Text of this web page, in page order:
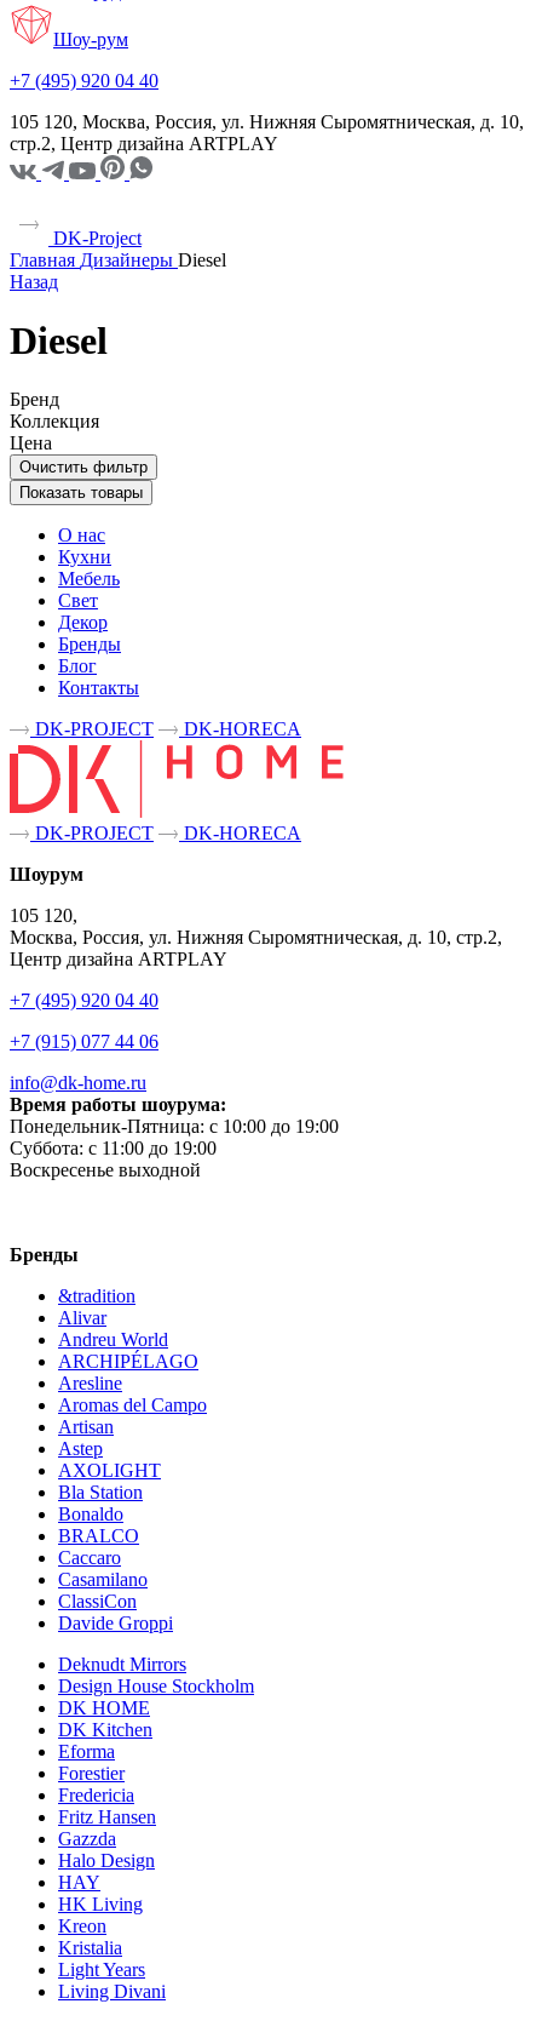
Шоу-рум
+7 (495) 920 04 40
105 120, Москва, Россия, ул. Нижняя Сыромятническая, д. 10,
стр.2, Центр дизайна ARTPLAY
DK-Project
Главная Дизайнеры Diesel
Назад
Diesel
Бренд
Коллекция
Цена
Очистить фильтр
Показать товары
О нас
Кухни
Мебель
Свет
Декор
Бренды
Блог
Контакты
DK-PROJECT
DK-HORECA
DK-PROJECT
DK-HORECA
Шоурум
105 120,
Москва, Россия, ул. Нижняя Сыромятническая, д. 10, стр.2,
Центр дизайна ARTPLAY
+7 (495) 920 04 40
+7 (915) 077 44 06
info@dk-home.ru
Время работы шоурума:
Понедельник-Пятница: c 10:00 до 19:00
Суббота: c 11:00 до 19:00
Воскресенье выходной
Бренды
&tradition
Alivar
Andreu World
ARCHIPÉLAGO
Aresline
Aromas del Campo
Artisan
Astep
AXOLIGHT
Bla Station
Bonaldo
BRALCO
Caccaro
Casamilano
ClassiCon
Davide Groppi
Deknudt Mirrors
Design House Stockholm
DK HOME
DK Kitchen
Eforma
Forestier
Fredericia
Fritz Hansen
Gazzda
Halo Design
HAY
HK Living
Kreon
Kristalia
Light Years
Living Divani